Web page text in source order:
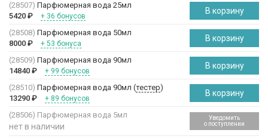
(28507) Парфюмерная вода 25мл
5420 ₽ + 36 бонусов
В корзину
(28508) Парфюмерная вода 50мл
8000 ₽ + 53 бонуса
В корзину
(28509) Парфюмерная вода 90мл
14840 ₽ + 99 бонусов
В корзину
(28510) Парфюмерная вода 90мл (тестер)
13290 ₽ + 89 бонусов
В корзину
(28506) Парфюмерная вода 5мл
нет в наличии
Уведомить
о поступлении